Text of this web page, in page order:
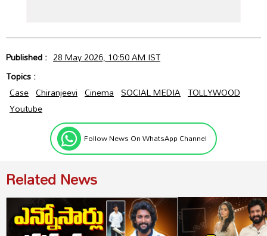
Published : 28 May 2026, 10:50 AM IST
Topics :
Case Chiranjeevi Cinema SOCIAL MEDIA TOLLYWOOD
Youtube
Follow News On WhatsApp Channel
Related News